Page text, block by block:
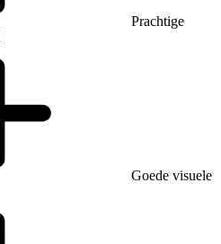
Prachtige
Goede visuele